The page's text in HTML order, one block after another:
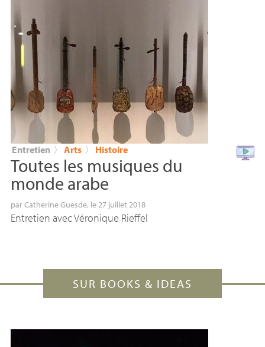
Entretien 〉 Arts 〉 Histoire
Toutes les musiques du
monde arabe
parCatherine Guesde, le 27 juillet 2018
Entretien avec Véronique Rieffel
SUR BOOKS & IDEAS